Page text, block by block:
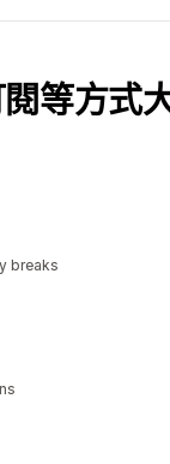
等方式
breaks